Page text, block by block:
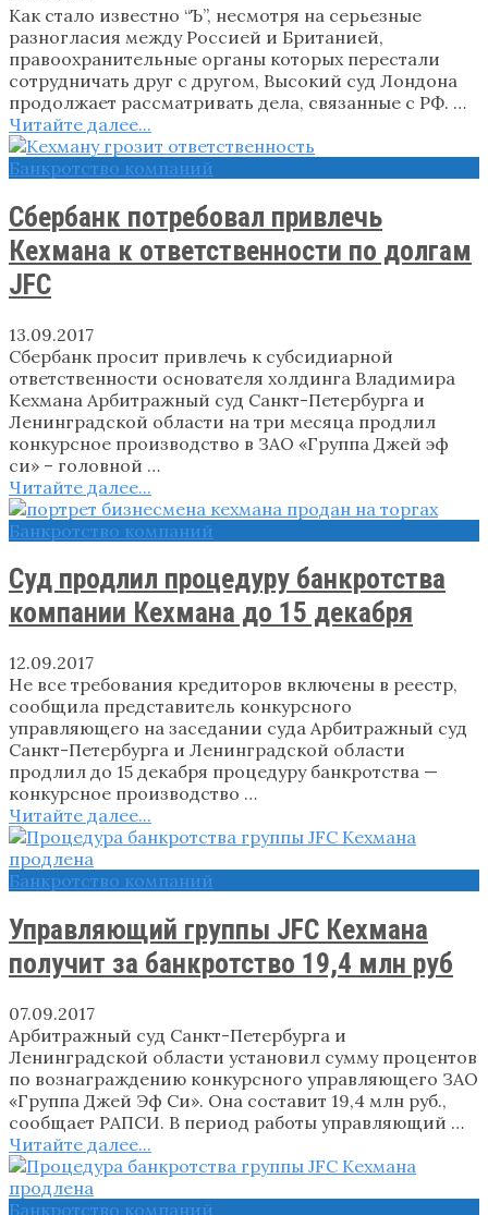
Как стало известно “Ъ”, несмотря на серьезные
разногласия между Россией и Британией,
правоохранительные органы которых перестали
сотрудничать друг с другом, Высокий суд Лондона
продолжает рассматривать дела, связанные с РФ. …
Читайте далее...
Банкротство компаний
Сбербанк потребовал привлечь
Кехмана к ответственности по долгам
JFC
13.09.2017
Сбербанк просит привлечь к субсидиарной
ответственности основателя холдинга Владимира
Кехмана Арбитражный суд Санкт-Петербурга и
Ленинградской области на три месяца продлил
конкурсное производство в ЗАО «Группа Джей эф
си» – головной …
Читайте далее...
Банкротство компаний
Суд продлил процедуру банкротства
компании Кехмана до 15 декабря
12.09.2017
Не все требования кредиторов включены в реестр,
сообщила представитель конкурсного
управляющего на заседании суда Арбитражный суд
Санкт-Петербурга и Ленинградской области
продлил до 15 декабря процедуру банкротства —
конкурсное производство …
Читайте далее...
Банкротство компаний
Управляющий группы JFC Кехмана
получит за банкротство 19,4 млн руб
07.09.2017
Арбитражный суд Санкт-Петербурга и
Ленинградской области установил сумму процентов
по вознаграждению конкурсного управляющего ЗАО
«Группа Джей Эф Си». Она составит 19,4 млн руб.,
сообщает РАПСИ. В период работы управляющий …
Читайте далее...
Банкротство компаний